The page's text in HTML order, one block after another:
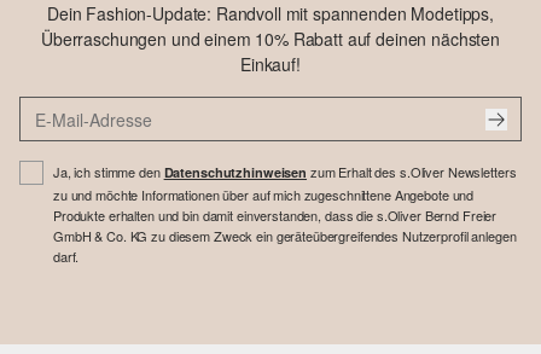
Dein Fashion-Update: Randvoll mit spannenden Modetipps,
Überraschungen und einem 10% Rabatt auf deinen nächsten
Einkauf!
Ja, ich stimme den Datenschutzhinweisen zum Erhalt des s.Oliver Newsletters
zu und möchte Informationen über auf mich zugeschnittene Angebote und
Produkte erhalten und bin damit einverstanden, dass die s.Oliver Bernd Freier
GmbH & Co. KG zu diesem Zweck ein geräteübergreifendes Nutzerprofil anlegen
darf.